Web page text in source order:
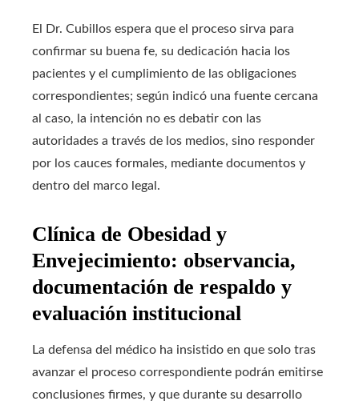
El Dr. Cubillos espera que el proceso sirva para
confirmar su buena fe, su dedicación hacia los
pacientes y el cumplimiento de las obligaciones
correspondientes; según indicó una fuente cercana
al caso, la intención no es debatir con las
autoridades a través de los medios, sino responder
por los cauces formales, mediante documentos y
dentro del marco legal.
Clínica de Obesidad y
Envejecimiento: observancia,
documentación de respaldo y
evaluación institucional
La defensa del médico ha insistido en que solo tras
avanzar el proceso correspondiente podrán emitirse
conclusiones firmes, y que durante su desarrollo